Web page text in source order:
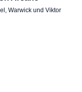
Warwick und Viktor